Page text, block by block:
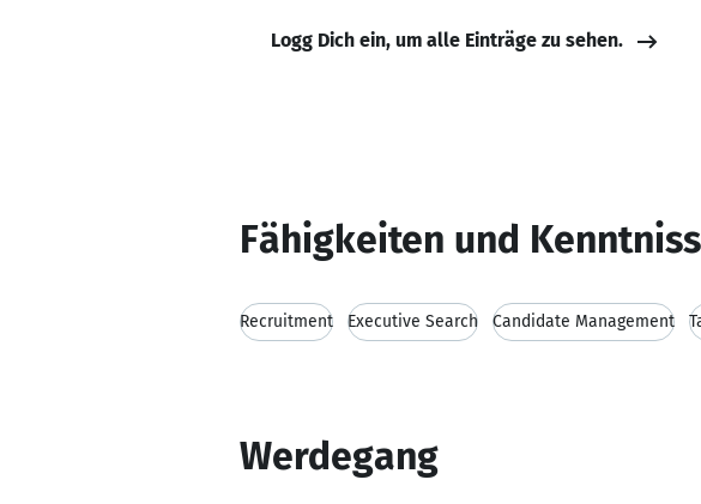
Logg Dich ein, um alle Einträge zu sehen.
Fähigkeiten und
Recruitment Executive Search Candidate Management
Werdegang